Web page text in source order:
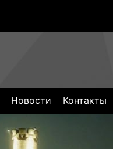
Новости Контакты